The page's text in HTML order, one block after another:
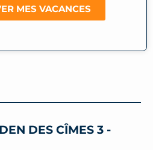
DES CÎMES 3 -
MES VACANCES